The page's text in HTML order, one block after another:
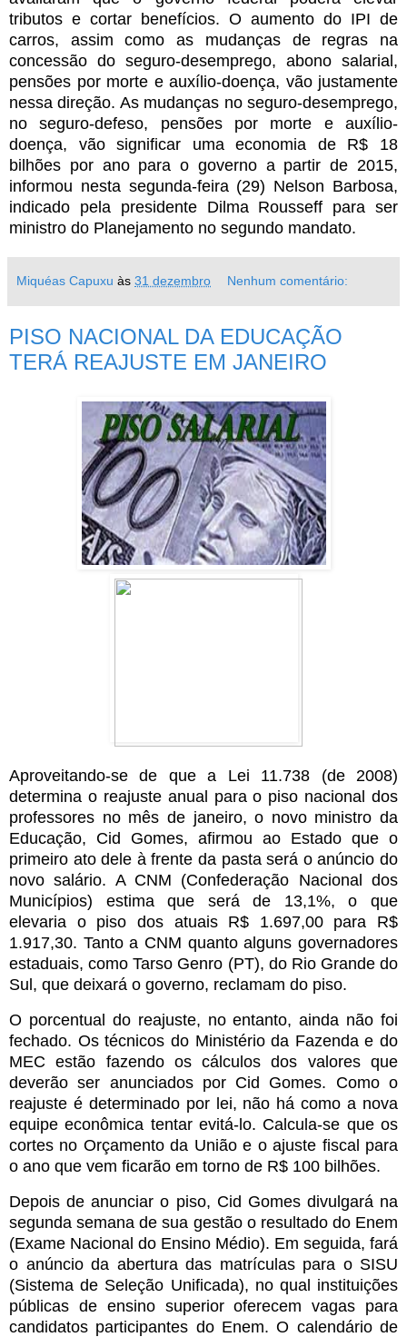
tributos e cortar benefícios. O aumento do IPI de
carros, assim como as mudanças de regras na
concessão do seguro-desemprego, abono salarial,
pensões por morte e auxílio-doença, vão justamente
nessa direção. As mudanças no seguro-desemprego,
no seguro-defeso, pensões por morte e auxílio-
doença, vão significar uma economia de R$ 18
bilhões por ano para o governo a partir de 2015,
informou nesta segunda-feira (29) Nelson Barbosa,
indicado pela presidente Dilma Rousseff para ser
ministro do Planejamento no segundo mandato.
Miquéas Capuxu às 31 dezembro Nenhum comentário:
PISO NACIONAL DA EDUCAÇÃO
TERÁ REAJUSTE EM JANEIRO
Aproveitando-se de que a Lei 11.738 (de 2008)
determina o reajuste anual para o piso nacional dos
professores no mês de janeiro, o novo ministro da
Educação, Cid Gomes, afirmou ao Estado que o
primeiro ato dele à frente da pasta será o anúncio do
novo salário. A CNM (Confederação Nacional dos
Municípios) estima que será de 13,1%, o que
elevaria o piso dos atuais R$ 1.697,00 para R$
1.917,30. Tanto a CNM quanto alguns governadores
estaduais, como Tarso Genro (PT), do Rio Grande do
Sul, que deixará o governo, reclamam do piso.
O porcentual do reajuste, no entanto, ainda não foi
fechado. Os técnicos do Ministério da Fazenda e do
MEC estão fazendo os cálculos dos valores que
deverão ser anunciados por Cid Gomes. Como o
reajuste é determinado por lei, não há como a nova
equipe econômica tentar evitá-lo. Calcula-se que os
cortes no Orçamento da União e o ajuste fiscal para
o ano que vem ficarão em torno de R$ 100 bilhões.
Depois de anunciar o piso, Cid Gomes divulgará na
segunda semana de sua gestão o resultado do Enem
(Exame Nacional do Ensino Médio). Em seguida, fará
o anúncio da abertura das matrículas para o SISU
(Sistema de Seleção Unificada), no qual instituições
públicas de ensino superior oferecem vagas para
candidatos participantes do Enem. O calendário de